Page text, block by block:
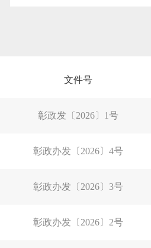
文件号
彰政发〔2026〕1号
彰政办发〔2026〕4号
彰政办发〔2026〕3号
彰政办发〔2026〕2号